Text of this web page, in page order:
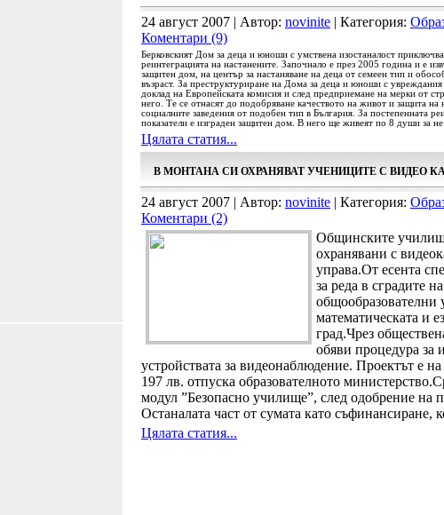
24 август 2007 | Автор: novinite | Категория:
Коментари (9)
Берковският Дом за деца и юноши с умствена изостаналост
реинтеграцията на настанените. Започнало е през 2005 година и е
защитен дом, на център за настаняване на деца от семеен тип и
възраст. За преструктуриране на Дома за деца и юноши с
доклад на Европейската комисия и след предприемане на мерки от
него. Те се отнасят до подобряване качеството на живот и защита
социалните заведения от подобен тип в България. За постепенната
показатели е изграден защитен дом. В него ще живеят по 8 души за
Цялата статия...
В МОНТАНА СИ ОХРАНЯВАТ УЧЕНИЦИТЕ С ВИДЕО
24 август 2007 | Автор: novinite | Категория:
Коментари (2)
Общинските
охранявани с
управа.От есента
за реда в сградите
математическата и
град.Чрез
обяви процедура за
устройствата за видеонаблюдение. Проектът е
197 лв. отпуска образователното
модул ”Безопасно училище”, след одобрение на
Останалата част от сумата като съфинансиране,
Цялата статия...